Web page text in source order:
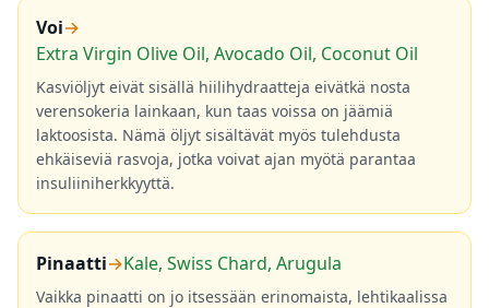
Voi→
Extra Virgin Olive Oil, Avocado Oil, Coconut Oil
Kasviöljyt eivät sisällä hiilihydraatteja eivätkä nosta
verensokeria lainkaan, kun taas voissa on jäämiä
laktoosista. Nämä öljyt sisältävät myös tulehdusta
ehkäiseviä rasvoja, jotka voivat ajan myötä parantaa
insuliiniherkkyyttä.
Pinaatti→Kale, Swiss Chard, Arugula
Vaikka pinaatti on jo itsessään erinomaista, lehtikaalissa